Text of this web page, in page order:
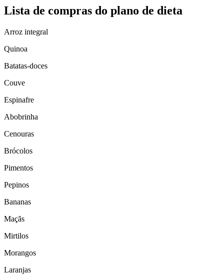
Lista de compras do plano de dieta
Arroz integral
Quinoa
Batatas-doces
Couve
Espinafre
Abobrinha
Cenouras
Brócolos
Pimentos
Pepinos
Bananas
Maçãs
Mirtilos
Morangos
Laranjas